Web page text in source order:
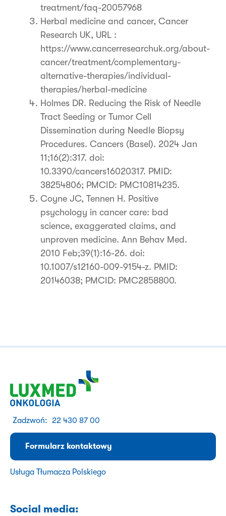
treatment/faq-20057968
Herbal medicine and cancer, Cancer
Research UK, URL :
https://www.cancerresearchuk.org/about-
cancer/treatment/complementary-
alternative-therapies/individual-
therapies/herbal-medicine
Holmes DR. Reducing the Risk of Needle
Tract Seeding or Tumor Cell
Dissemination during Needle Biopsy
Procedures. Cancers (Basel). 2024 Jan
11;16(2):317. doi:
10.3390/cancers16020317. PMID:
38254806; PMCID: PMC10814235.
Coyne JC, Tennen H. Positive
psychology in cancer care: bad
science, exaggerated claims, and
unproven medicine. Ann Behav Med.
2010 Feb;39(1):16-26. doi:
10.1007/s12160-009-9154-z. PMID:
20146038; PMCID: PMC2858800.
Zadzwoń: 22 430 87 00
Formularz kontaktowy
Usługa Tłumacza Polskiego
Social media: